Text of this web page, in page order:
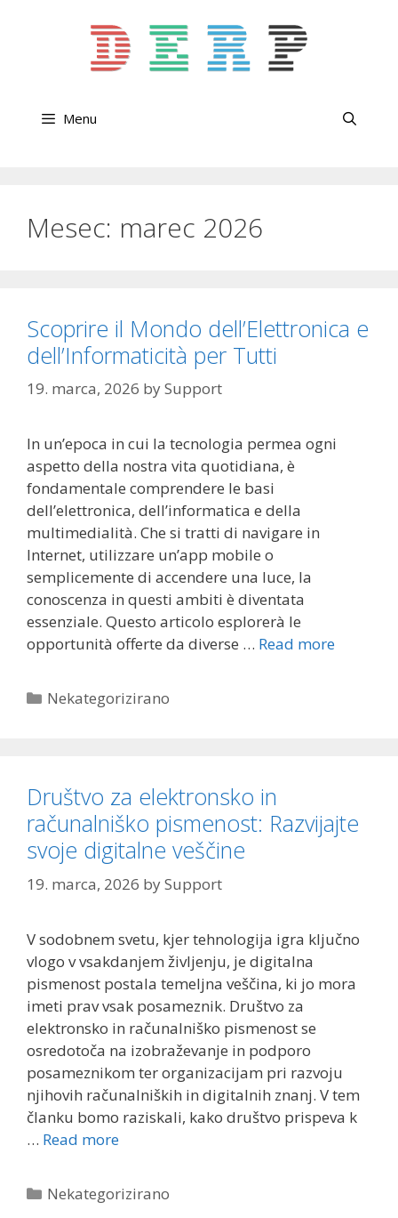
Menu
Mesec: marec 2026
Scoprire il Mondo dell’Elettronica e
dell’Informaticità per Tutti
19. marca, 2026 bySupport
In un’epoca in cui la tecnologia permea ogni
aspetto della nostra vita quotidiana, è
fondamentale comprendere le basi
dell’elettronica, dell’informatica e della
multimedialità. Che si tratti di navigare in
Internet, utilizzare un’app mobile o
semplicemente di accendere una luce, la
conoscenza in questi ambiti è diventata
essenziale. Questo articolo esplorerà le
opportunità offerte da diverse … Read more
Categories
Nekategorizirano
Društvo za elektronsko in
računalniško pismenost: Razvijajte
svoje digitalne veščine
19. marca, 2026 bySupport
V sodobnem svetu, kjer tehnologija igra ključno
vlogo v vsakdanjem življenju, je digitalna
pismenost postala temeljna veščina, ki jo mora
imeti prav vsak posameznik. Društvo za
elektronsko in računalniško pismenost se
osredotoča na izobraževanje in podporo
posameznikom ter organizacijam pri razvoju
njihovih računalniških in digitalnih znanj. V tem
članku bomo raziskali, kako društvo prispeva k
… Read more
Categories
Nekategorizirano